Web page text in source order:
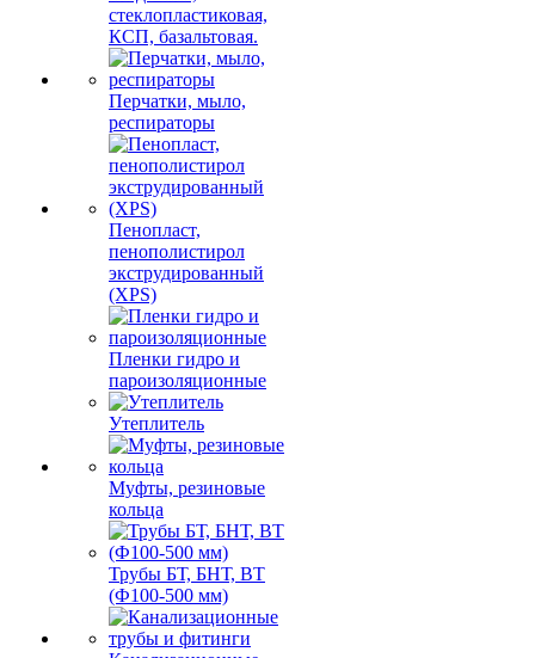
стеклопластиковая,
КСП, базальтовая.
Перчатки, мыло,
респираторы
Пенопласт,
пенополистирол
экструдированный
(XPS)
Пленки гидро и
пароизоляционные
Утеплитель
Муфты, резиновые
кольца
Трубы БТ, БНТ, ВТ
(Ф100-500 мм)